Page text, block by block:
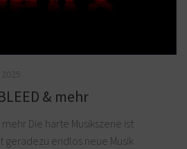
& mehr
mehr Die harte Musikszene ist
endlos neue Musik